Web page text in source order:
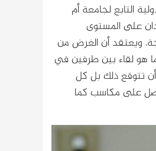
التابع لجامعة أم
على المستوى
ويعتقد أن الغرض من
هو لقاء بين طرفين في
تتوقع ذلك بل كل
على مكاسب كما